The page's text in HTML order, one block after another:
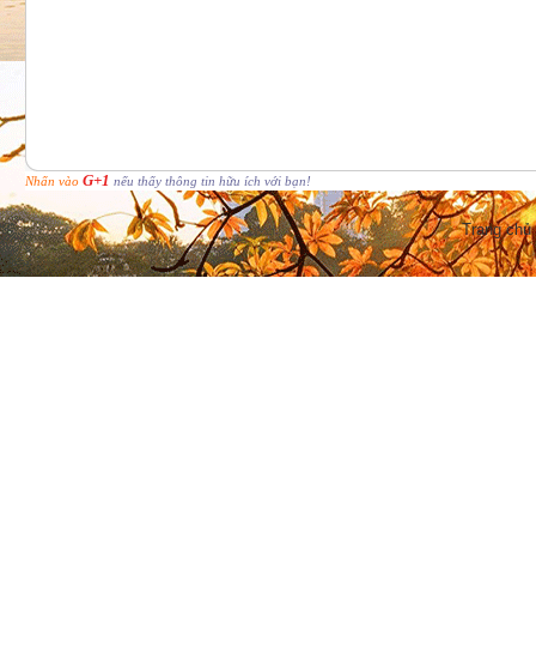
Nhấn vào G+1 nếu thấy thông tin hữu ích với bạn!
Trang